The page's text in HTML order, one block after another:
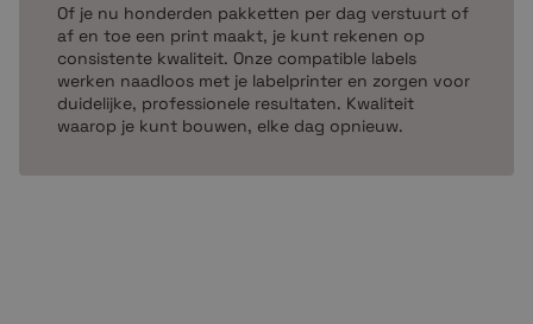
Of je nu honderden pakketten per dag verstuurt of
af en toe een print maakt, je kunt rekenen op
consistente kwaliteit. Onze compatible labels
werken naadloos met je labelprinter en zorgen voor
duidelijke, professionele resultaten. Kwaliteit
waarop je kunt bouwen, elke dag opnieuw.